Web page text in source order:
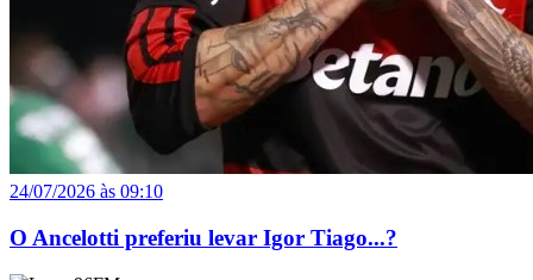
24/07/2026 às 09:10
O Ancelotti preferiu levar Igor Tiago...?